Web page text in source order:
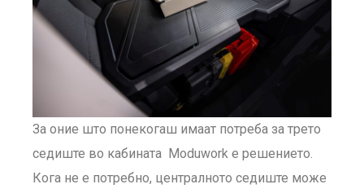
За оние што понекогаш имаат потреба за трето
седиште во кабината Moduwork е решението.
Кога не е потребно, централното седиште може